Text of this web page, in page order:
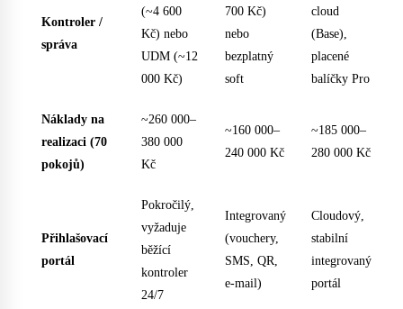
Kontroler /
správa
(~4 600
Kč) nebo
UDM (~12
000 Kč)
700 Kč)
nebo
bezplatný
soft
cloud
(Base),
placené
balíčky Pro
Náklady na
realizaci (70
pokojů)
~260 000–
380 000
Kč
~160 000–
240 000 Kč
~185 000–
280 000 Kč
Přihlašovací
portál
Pokročilý,
vyžaduje
běžící
kontroler
24/7
Integrovaný
(vouchery,
SMS, QR,
e-mail)
Cloudový,
stabilní
integrovaný
portál